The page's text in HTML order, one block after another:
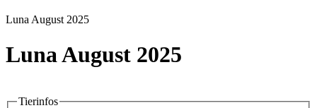
Luna August 2025
Luna August 2025
Tierinfos